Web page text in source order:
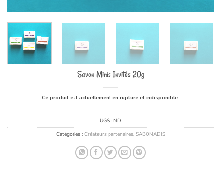
Savon Minis Invités 20g
Ce produit est actuellement en rupture et indisponible.
UGS : ND
Catégories : Créateurs partenaires, SABONADIS